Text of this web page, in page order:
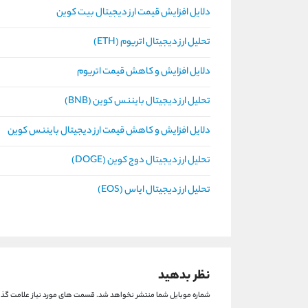
دلایل افزایش قیمت ارز دیجیتال بیت کوین
تحلیل ارز دیجیتال اتریوم (ETH)
دلایل افزایش و کاهش قیمت اتریوم
تحلیل ارز دیجیتال بایننس کوین (BNB)
دلایل افزایش و کاهش قیمت ارز دیجیتال بایننس کوین
تحلیل ارز دیجیتال دوج کوین (DOGE)
تحلیل ارز دیجیتال ایاس (EOS)
نظر بدهید
شماره موبایل شما منتشر نخواهد شد.قسمت های مورد نیاز علامت